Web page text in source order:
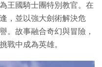
王國騎士團特別教官。在
，並以強大劍術解決危
。故事融合奇幻與冒險，
戰中成為英雄。